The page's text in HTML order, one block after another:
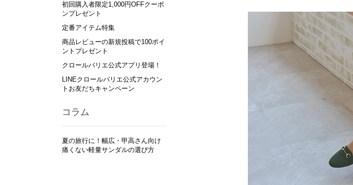
初回購入者限定1,000円OFFクーポ
ンプレゼント
定番アイテム特集
商品レビューの新規投稿で100ポイ
ントプレゼント
クロールバリエ公式アプリ登場！
LINEクロールバリエ公式アカウン
トお友だちキャンペーン
コラム
夏の旅行に！幅広・甲高さん向け
痛くない軽量サンダルの選び方